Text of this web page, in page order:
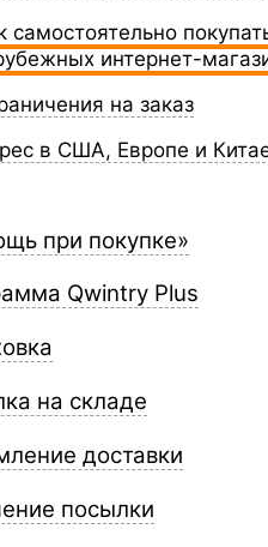
самостоятельно
интернет-
на заказ
в США, Европе и
при покупке»
Qwintry Plus
на складе
доставки
посылки